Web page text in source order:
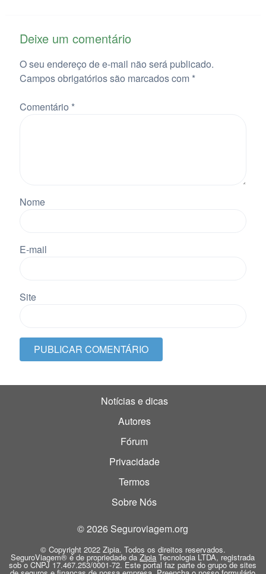
Deixe um comentário
O seu endereço de e-mail não será publicado.
Campos obrigatórios são marcados com *
Comentário *
Nome
E-mail
Site
Notícias e dicas
Autores
Fórum
Privacidade
Termos
Sobre Nós
© 2026 Seguroviagem.org
© Copyright 2022 Zipia. Todos os direitos reservados.
SeguroViagem® é de propriedade daZipia Tecnologia LTDA, registrada
sob o CNPJ 17.467.253/0001-72. Este portal faz parte do grupo de sites